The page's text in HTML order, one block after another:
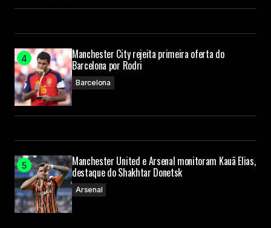
Manchester City rejeita primeira oferta do
Barcelona por Rodri
Barcelona
Manchester United e Arsenal monitoram Kauã Elias,
destaque do Shakhtar Donetsk
Arsenal